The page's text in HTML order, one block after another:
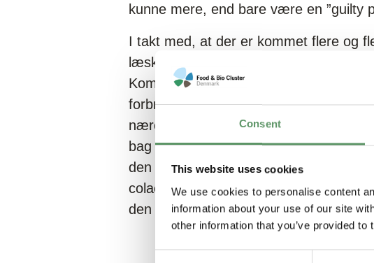
Consent
This website uses cookies
We use cookies to personalise content
information about your use of our site
other information that you’ve provided
kunne mere, end bare være en ”guilty
I takt med, at der er kommet flere og
læske, er det også som om, at der nu i
Kombucha og diverse vitamindrikke
forbrugeren godt kan se fornuften i, at
nærende og funktionelle egenskaber.
bag Good Sodas, der hellere vil lave
den brede befolkning. Og hvilken
colaen også den første smagsvariant,
den er lige på trapperne.